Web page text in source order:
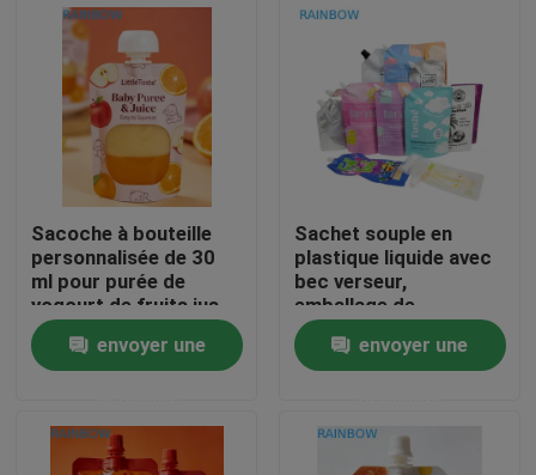
À la maison
À propos de nous
Sacoche à bouteille
personnalisée de 30
ml pour purée de
yogourt de fruits jus
de bébé pour bébé
alimentation
complémentaire en
bouteille sac en
plastique
envoyer une
Sachet souple en
plastique liquide avec
bec verseur,
emballage de
compression pour
cosmétiques,
boissons, lotion,
envoyer une